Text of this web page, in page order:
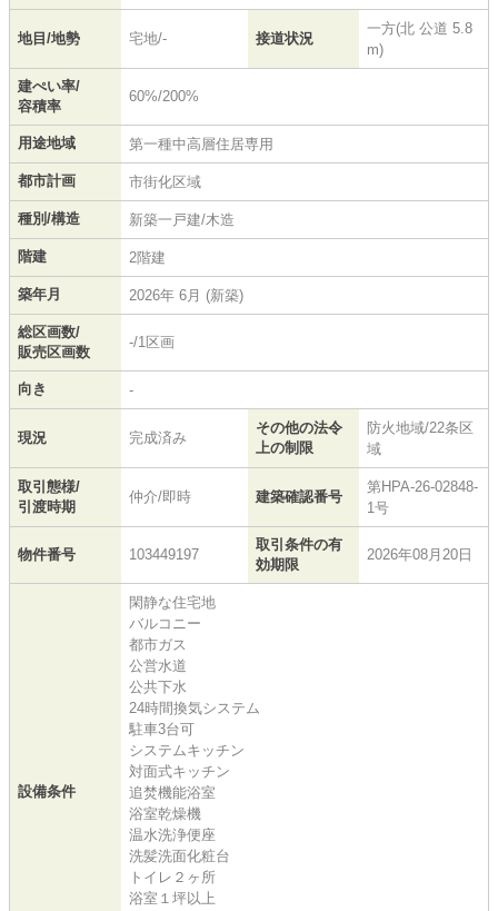
地目/地勢 宅地/- 接道状況
一方(北 公道 5.8
m)
建ぺい率/
容積率
60%/200%
用途地域 第一種中高層住居専用
都市計画 市街化区域
種別/構造 新築一戸建/木造
階建 2階建
築年月 2026年 6月 (新築)
総区画数/
販売区画数
-/1区画
向き -
現況 完成済み
その他の法令
上の制限
防火地域/22条区
域
取引態様/
引渡時期
仲介/即時 建築確認番号
第HPA-26-02848-
1号
物件番号 103449197
取引条件の有
効期限
2026年08月20日
設備条件
閑静な住宅地
バルコニー
都市ガス
公営水道
公共下水
24時間換気システム
駐車3台可
システムキッチン
対面式キッチン
追焚機能浴室
浴室乾燥機
温水洗浄便座
洗髪洗面化粧台
トイレ２ヶ所
浴室１坪以上